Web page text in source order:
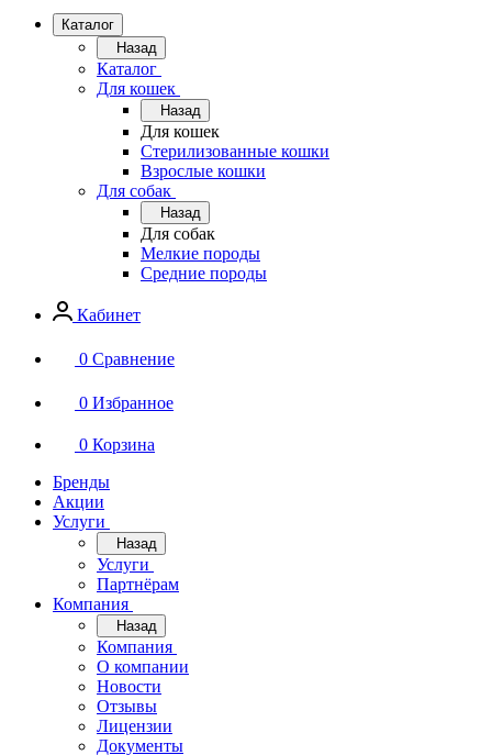
Каталог
Назад
Каталог
Для кошек
Назад
Для кошек
Стерилизованные кошки
Взрослые кошки
Для собак
Назад
Для собак
Мелкие породы
Средние породы
Кабинет
0 Сравнение
0 Избранное
0 Корзина
Бренды
Акции
Услуги
Назад
Услуги
Партнёрам
Компания
Назад
Компания
О компании
Новости
Отзывы
Лицензии
Документы